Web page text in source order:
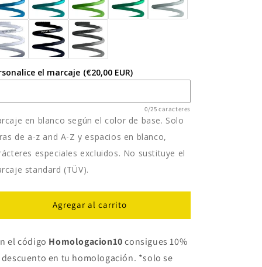
el marcaje (€20,00 EUR)
0/25 caracteres
en blanco según el color de base. Solo
de a-z and A-Z y espacios en blanco,
especiales excluidos. No sustituye el
standard (TÜV).
Agregar al carrito
el código Homologacion10consigues 10%
descuento en tu homologación. *solo se